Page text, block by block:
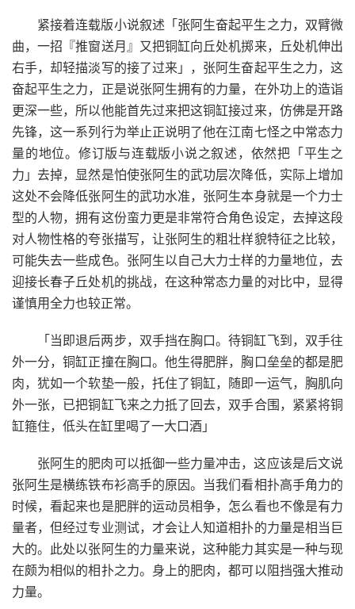
紧接着连载版小说叙述「张阿生奋起平生之力，双臂微
曲，一招『推窗送月』又把铜缸向丘处机掷来，丘处机伸出
右手，却轻描淡写的接了过来」，张阿生奋起平生之力，这
奋起平生之力，正是说张阿生拥有的力量，在外功上的造诣
更深一些，所以他能首先过来把这铜缸接过来，仿佛是开路
先锋，这一系列行为举止正说明了他在江南七怪之中常态力
量的地位。修订版与连载版小说之叙述，依然把「平生之
力」去掉，显然是怕使张阿生的武功层次降低，实际上增加
这处不会降低张阿生的武功水准，张阿生本身就是一个力士
型的人物，拥有这份蛮力更是非常符合角色设定，去掉这段
对人物性格的夸张描写，让张阿生的粗壮样貌特征之比较，
可能失去一些成色。张阿生以自己大力士样的力量地位，去
迎接长春子丘处机的挑战，在这种常态力量的对比中，显得
谨慎用全力也较正常。
「当即退后两步，双手挡在胸口。待铜缸飞到，双手往
外一分，铜缸正撞在胸口。他生得肥胖，胸口垒垒的都是肥
肉，犹如一个软垫一般，托住了铜缸，随即一运气，胸肌向
外一张，已把铜缸飞来之力抵了回去，双手合围，紧紧将铜
缸箍住，低头在缸里喝了一大口酒」
张阿生的肥肉可以抵御一些力量冲击，这应该是后文说
张阿生是横练铁布衫高手的原因。当我们看相扑高手角力的
时候，看起来也是肥胖的运动员相争，怎么看也不像是有力
量者，但经过专业测试，才会让人知道相扑的力量是相当巨
大的。此处以张阿生的力量来说，这种能力其实是一种与现
在颇为相似的相扑之力。身上的肥肉，都可以阻挡强大推动
力量。